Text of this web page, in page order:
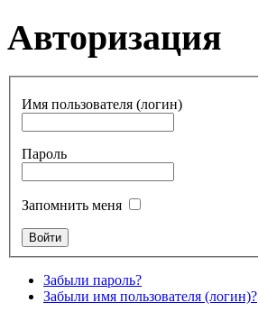
Авторизация
Имя пользователя (логин)
Пароль
Запомнить меня
Забыли пароль?
Забыли имя пользователя (логин)?